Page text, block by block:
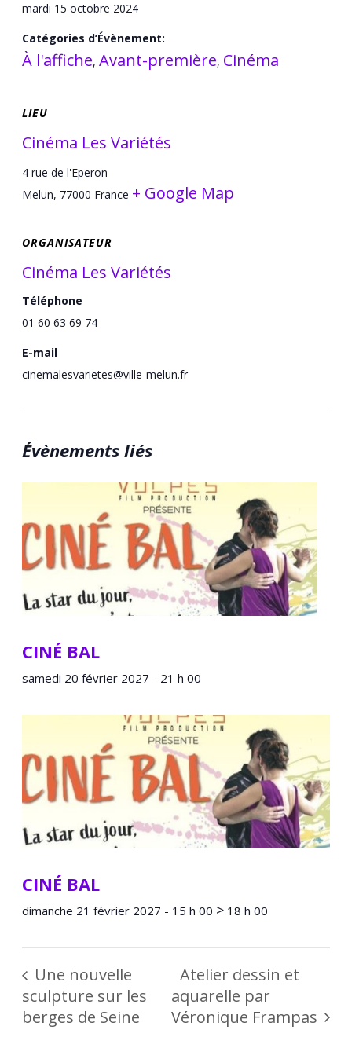
mardi 15 octobre 2024
Catégories d’Évènement:
À l'affiche,Avant-première, Cinéma
LIEU
Cinéma Les Variétés
4 rue de l'Eperon
Melun, 77000 France + Google Map
ORGANISATEUR
Cinéma Les Variétés
Téléphone
01 60 63 69 74
E-mail
cinemalesvarietes@ville-melun.fr
Évènements liés
CINÉ BAL
samedi 20 février 2027 - 21 h 00
CINÉ BAL
dimanche 21 février 2027 - 15 h 00 > 18 h 00
Une nouvelle
sculpture sur les
berges de Seine
Atelier dessin et
aquarelle par
Véronique Frampas